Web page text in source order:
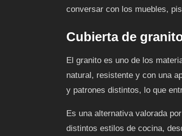
conversar con los muebles,
Cubierta de
El granito es uno de los
natural, resistente y con una
y patrones distintos, lo que
Es una alternativa valorada
distintos estilos de cocina,